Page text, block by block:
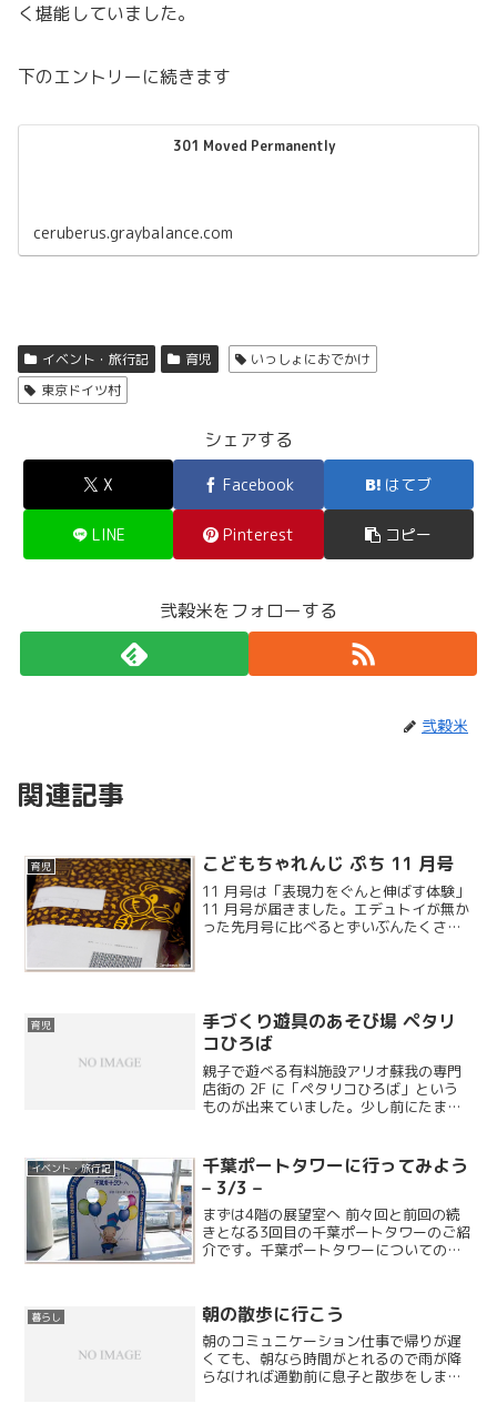
く堪能していました。
下のエントリーに続きます
301 Moved Permanently
ceruberus.graybalance.com
イベント・旅行記 育児
いっしょにおでかけ
東京ドイツ村
シェアする
X Facebook はてブ
LINE Pinterest コピー
弐穀米をフォローする
弐穀米
関連記事
育児 こどもちゃれんじ ぷち 11 月号
11 月号は「表現力をぐんと伸ばす体験」
11 月号が届きました。エデュトイが無か
った先月号に比べるとずいぶんたくさん
育児
手づくり遊具のあそび場 ペタリ
コひろば
親子で遊べる有料施設アリオ蘇我の専門
店街の 2F に「ペタリコひろば」という
ものが出来ていました。少し前にたまた
の返答が「無理」となっていたので、こ
こはテナントの一つと...
イベント・旅行記
千葉ポートタワーに行ってみよう
– 3/3 –
まずは4階の展望室へ 前々回と前回の続
きとなる3回目の千葉ポートタワーのご紹
介です。千葉ポートタワーについてのエ
そのうちご紹介できればと思います。1月
の話を今頃アップし...
暮らし 朝の散歩に行こう
朝のコミュニケーション仕事で帰りが遅
くても、朝なら時間がとれるので雨が降
らなければ通勤前に息子と散歩をしま